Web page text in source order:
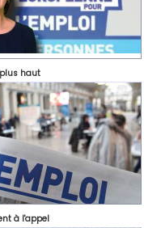
haut
à l'appel